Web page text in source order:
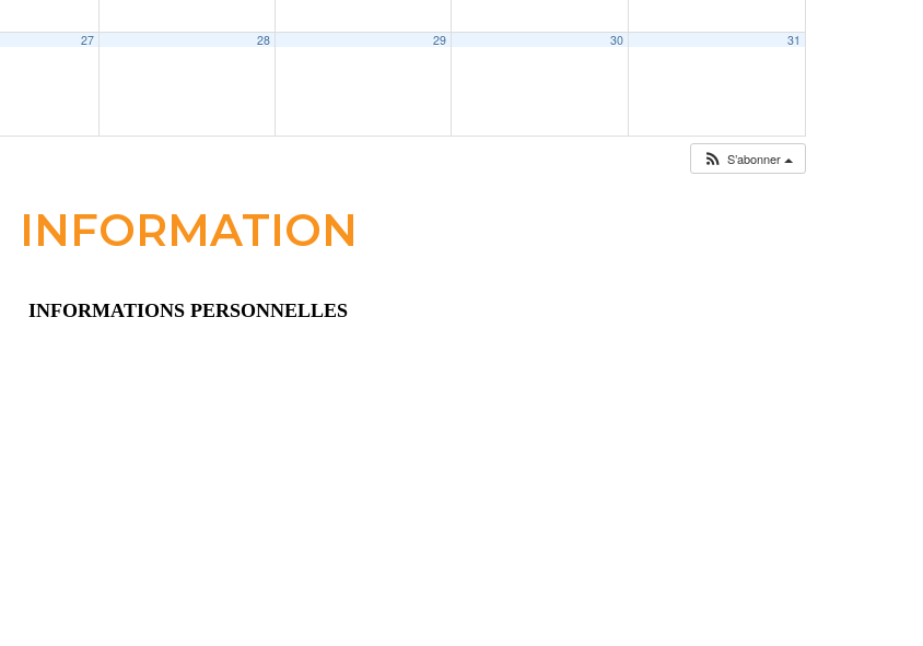
27 28 29 30 31
S’abonner
INFORMATION
INFORMATIONS PERSONNELLES